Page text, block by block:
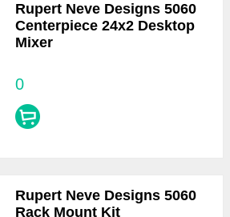
Rupert Neve Designs 5060
Centerpiece 24x2 Desktop
Mixer
0
Rupert Neve Designs 5060
Rack Mount Kit